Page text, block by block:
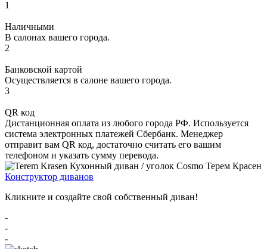
1
Наличными
В салонах вашего города.
2
Банковской картой
Осуществляется в салоне вашего города.
3
QR код
Дистанционная оплата из любого города РФ. Используется
система электронных платежей Сбербанк. Менеджер
отправит вам QR код, достаточно считать его вашим
телефоном и указать сумму перевода.
Конструктор диванов
Кликните и создайте свой собственный диван!
-
-
-